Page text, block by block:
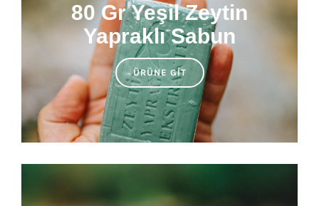
80 Gr Yeşil Zeytin
Yapraklı Sabun
ÜRÜNE GIT